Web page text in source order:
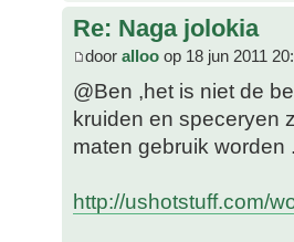
Re: Naga jolokia
door alloo op 18 jun 2011
@Ben ,het is niet de
kruiden en speceryen
maten gebruik worden
http://ushotstuff.com/